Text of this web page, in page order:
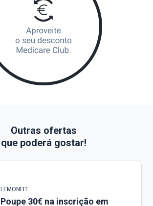
Outras ofertas
que poderá gostar!
LEMONFIT
Poupe 30€ na inscrição em